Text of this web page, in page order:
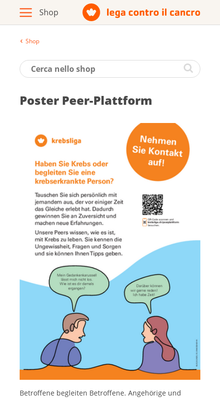
Opuscoli / materiale informativo
Prodotti
Vai al sito della Lega contro il cancro
Italiano
Deutsch
Français
Shop
Pos­ter Peer-Platt­form
Betroffene begleiten Betroffene. Angehörige und